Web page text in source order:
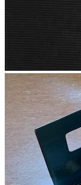
В комплект входит:
Высокий
шт.
Преимущества